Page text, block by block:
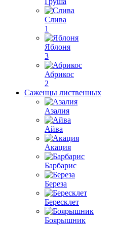
Слива
1
Яблоня
3
Абрикос
2
Саженцы лиственных
Азалия
Айва
Акация
Барбарис
Береза
Бересклет
Боярышник